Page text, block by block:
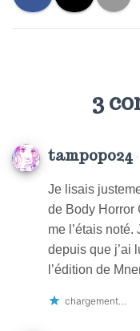
3
tampopo24
Je lisais
de Body Horror
me l’étais
depuis que j’ai
l’édition de
chargement…